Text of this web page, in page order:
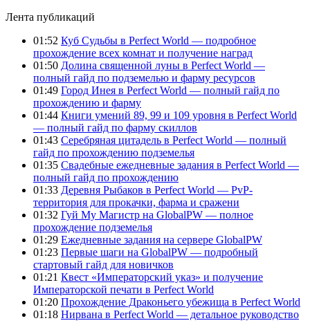
Лента публикаций
01:52 Куб Судьбы в Perfect World — подробное
прохождение всех комнат и получение наград
01:50 Долина священной луны в Perfect World —
полный гайд по подземелью и фарму ресурсов
01:49 Город Инея в Perfect World — полный гайд по
прохождению и фарму
01:44 Книги умений 89, 99 и 109 уровня в Perfect World
— полный гайд по фарму скиллов
01:43 Серебряная цитадель в Perfect World — полный
гайд по прохождению подземелья
01:35 Свадебные ежедневные задания в Perfect World —
полный гайд по прохождению
01:33 Деревня Рыбаков в Perfect World — PvP-
территория для прокачки, фарма и сражени
01:32 Гуй Му Магистр на GlobalPW — полное
прохождение подземелья
01:29 Ежедневные задания на сервере GlobalPW
01:23 Первые шаги на GlobalPW — подробный
стартовый гайд для новичков
01:21 Квест «Императорский указ» и получение
Императорской печати в Perfect World
01:20 Прохождение Драконьего убежища в Perfect World
01:18 Нирвана в Perfect World — детальное руководство